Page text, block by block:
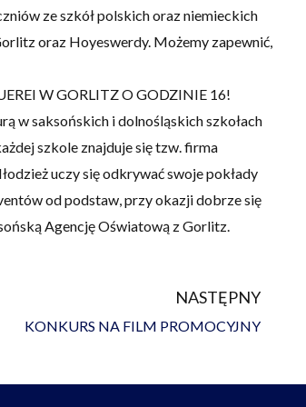
ze szkół polskich oraz niemieckich
oraz Hoyeswerdy. Możemy zapewnić,
W GORLITZ O GODZINIE 16!
w saksońskich i dolnośląskich szkołach
szkole znajduje się tzw. firma
uczy się odkrywać swoje pokłady
od podstaw, przy okazji dobrze się
Agencję Oświatową z Gorlitz.
NASTĘPNY
KONKURS NA FILM PROMOCYJNY